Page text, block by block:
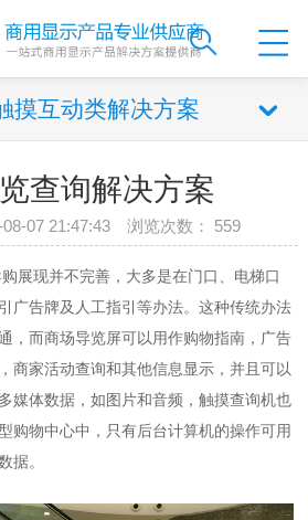
摸互动类解决方案
查询解决方案
07 21:47:43 浏览次数： 559
展现并不完善，大多是在门口、电梯口
广告牌及人工指引等办法。这种传统办法
，而商场导览屏可以用作购物指南，广告
商家活动查询和其他信息显示，并且可以
媒体数据，如图片和音频，触摸查询机也
购物中心中，只有后台计算机的操作可用
据。